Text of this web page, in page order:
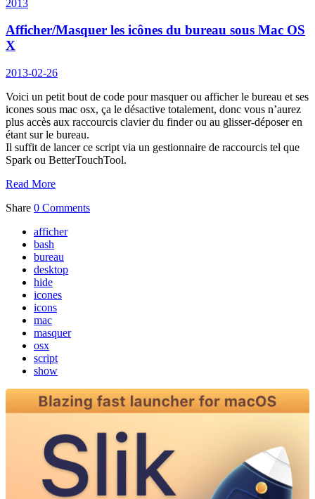
2013
Afficher/Masquer les icônes du bureau sous Mac OS
X
2013-02-26
Voici un petit bout de code pour masquer ou afficher le bureau et ses
icones sous mac osx, ça le désactive totalement, donc vous n’aurez
plus accès aux raccourcis clavier du finder ou au glisser-déposer en
étant sur le bureau.
Il suffit de lancer ce script via un gestionnaire de raccourcis tel que
Spark ou BetterTouchTool.
Read More
Share 0 Comments
afficher
bash
bureau
desktop
hide
icones
icons
mac
masquer
osx
script
show